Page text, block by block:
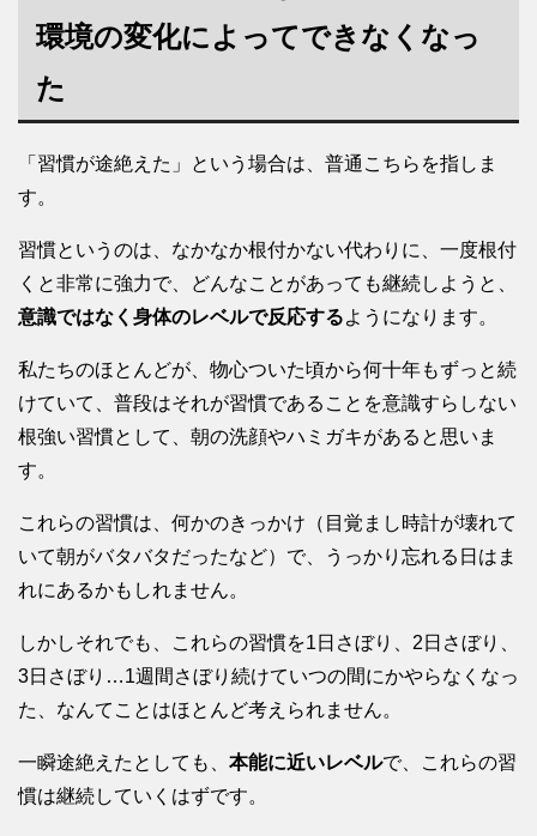
環境の変化によってできなくなっ
た
「習慣が途絶えた」という場合は、普通こちらを指しま
す。
習慣というのは、なかなか根付かない代わりに、一度根付
くと非常に強力で、どんなことがあっても継続しようと、
意識ではなく身体のレベルで反応するようになります。
私たちのほとんどが、物心ついた頃から何十年もずっと続
けていて、普段はそれが習慣であることを意識すらしない
根強い習慣として、朝の洗顔やハミガキがあると思いま
す。
これらの習慣は、何かのきっかけ（目覚まし時計が壊れて
いて朝がバタバタだったなど）で、うっかり忘れる日はま
れにあるかもしれません。
しかしそれでも、これらの習慣を1日さぼり、2日さぼり、
3日さぼり…1週間さぼり続けていつの間にかやらなくなっ
た、なんてことはほとんど考えられません。
一瞬途絶えたとしても、 本能に近いレベルで、これらの習
慣は継続していくはずです。